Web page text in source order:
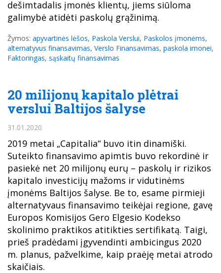
dešimtadalis įmonės klientų, jiems siūloma
galimybė atidėti paskolų grąžinimą.
Žymos: apyvartinės lėšos, Paskola Verslui, Paskolos įmonėms,
alternatyvus finansavimas, Verslo Finansavimas, paskola imonei,
Faktoringas, sąskaitų finansavimas
20 milijonų kapitalo plėtrai
verslui Baltijos šalyse
31.01.2020
2019 metai „Capitalia“ buvo itin dinamiški.
Suteikto finansavimo apimtis buvo rekordinė ir
pasiekė net 20 milijonų eurų – paskolų ir rizikos
kapitalo investicijų mažoms ir vidutinėms
įmonėms Baltijos šalyse. Be to, esame pirmieji
alternatyvaus finansavimo teikėjai regione, gavę
Europos Komisijos Gero Elgesio Kodekso
skolinimo praktikos atitikties sertifikatą. Taigi,
prieš pradėdami įgyvendinti ambicingus 2020
m. planus, pažvelkime, kaip praėję metai atrodo
skaičiais.